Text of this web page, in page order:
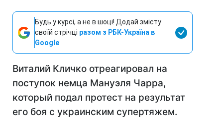
Будь у курсі, а не в шоці! Додай змісту
своїй стрічці разом з РБК-Україна в
Google
Виталий Кличко отреагировал на
поступок немца Мануэля Чарра,
который подал протест на результат
его боя с украинским супертяжем.